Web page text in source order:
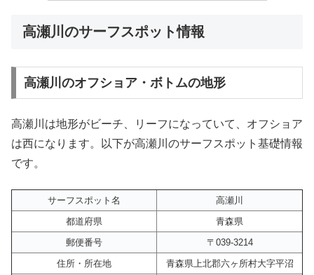
高瀬川のサーフスポット情報
高瀬川のオフショア・ボトムの地形
高瀬川は地形がビーチ、リーフになっていて、オフショア
は西になります。以下が高瀬川のサーフスポット基礎情報
です。
サーフスポット名
高瀬川
都道府県
青森県
郵便番号
〒039-3214
住所・所在地
青森県上北郡六ヶ所村大字平沼